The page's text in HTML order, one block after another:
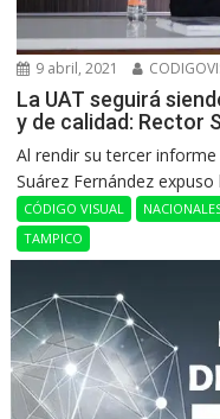
9 abril, 2021
La UAT seguirá
y de calidad: Rector
Al rendir su tercer
Suárez Fernández expuso
CÓDIGO VISUAL
TAMPICO